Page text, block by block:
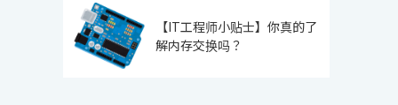
【IT工程师小贴士】你真的了
解内存交换吗？